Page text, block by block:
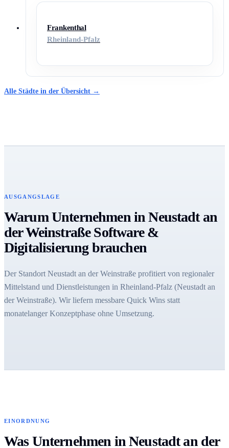
Frankenthal
Rheinland-Pfalz
Alle Städte in der Übersicht →
AUSGANGSLAGE
Warum Unternehmen in Neustadt an
der Weinstraße Software &
Digitalisierung brauchen
Der Standort Neustadt an der Weinstraße profitiert von regionaler
Mittelstand und Dienstleistungen in Rheinland-Pfalz (Neustadt an
der Weinstraße). Wir liefern messbare Quick Wins statt
monatelanger Konzeptphase ohne Umsetzung.
EINORDNUNG
Was Unternehmen in Neustadt an der